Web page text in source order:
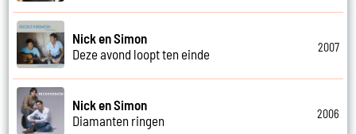
Nick en Simon
Deze avond loopt ten einde
2007
Nick en Simon
Diamanten ringen
2006